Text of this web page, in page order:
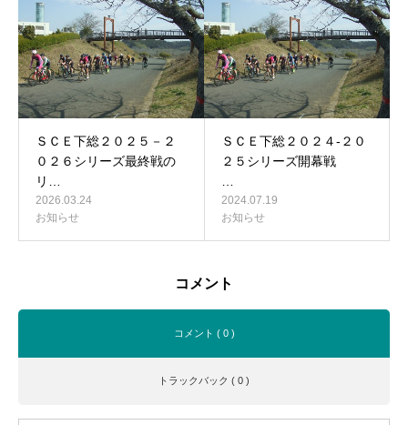
ＳＣＥ下総２０２５－２
０２６シリーズ最終戦の
リ…
2026.03.24
お知らせ
ＳＣＥ下総２０２４-２０
２５シリーズ開幕戦
2024.07.19
お知らせ
コメント
コメント ( 0 )
トラックバック ( 0 )